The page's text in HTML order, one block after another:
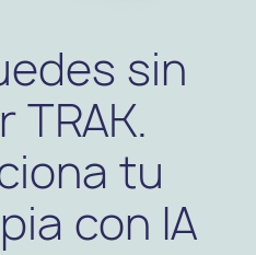
sin
TRAK.
tu
con IA